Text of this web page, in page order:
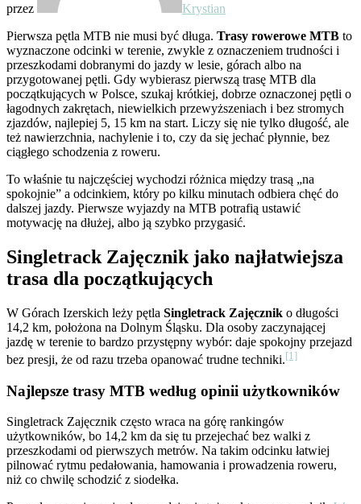
przez
Krystian
Pierwsza pętla MTB nie musi być długa. Trasy rowerowe MTB to
wyznaczone odcinki w terenie, zwykle z oznaczeniem trudności i
przeszkodami dobranymi do jazdy w lesie, górach albo na
przygotowanej pętli. Gdy wybierasz pierwszą trasę MTB dla
początkujących w Polsce, szukaj krótkiej, dobrze oznaczonej pętli o
łagodnych zakrętach, niewielkich przewyższeniach i bez stromych
zjazdów, najlepiej 5, 15 km na start. Liczy się nie tylko długość, ale
też nawierzchnia, nachylenie i to, czy da się jechać płynnie, bez
ciągłego schodzenia z roweru.
To właśnie tu najczęściej wychodzi różnica między trasą „na
spokojnie” a odcinkiem, który po kilku minutach odbiera chęć do
dalszej jazdy. Pierwsze wyjazdy na MTB potrafią ustawić
motywację na dłużej, albo ją szybko przygasić.
Singletrack Zajęcznik jako najłatwiejsza
trasa dla początkujących
W Górach Izerskich leży pętla Singletrack Zajęcznik o długości
14,2 km, położona na Dolnym Śląsku. Dla osoby zaczynającej
jazdę w terenie to bardzo przystępny wybór: daje spokojny przejazd
bez presji, że od razu trzeba opanować trudne techniki.[1]
Najlepsze trasy MTB według opinii użytkowników
Singletrack Zajęcznik często wraca na górę rankingów
użytkowników, bo 14,2 km da się tu przejechać bez walki z
przeszkodami od pierwszych metrów. Na takim odcinku łatwiej
pilnować rytmu pedałowania, hamowania i prowadzenia roweru,
niż co chwilę schodzić z siodełka.